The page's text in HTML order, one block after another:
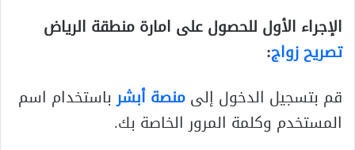
الإجراء الأول للحصول على امارة منطقة الرياض
تصريح زواج:
قم بتسجيل الدخول إلىمنصة أبشرباستخدام اسم
المستخدم وكلمة المرور الخاصة بك.